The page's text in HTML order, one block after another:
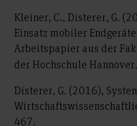
Kleiner, C., Disterer, G.
Einsatz mobiler
Arbeitspapier aus der
der Hochschule Hannover.
Disterer, G. (2016),
467.